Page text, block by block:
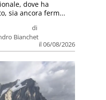
di
Bianchet
il 06/08/2026
dove ha
sia ancora ferm...